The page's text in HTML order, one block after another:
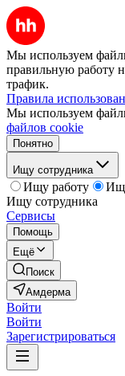
Мы используем
правильную работу
трафик.
Правила
Мы используем
файлов cookie
Понятно
Ищу сотрудника
Ищу работу
Ищу сотрудника
Сервисы
Помощь
Ещё
Поиск
Амдерма
Войти
Войти
Зарегистрироваться